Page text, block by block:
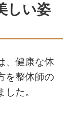
しい姿
、健康な体
を整体師の
た。